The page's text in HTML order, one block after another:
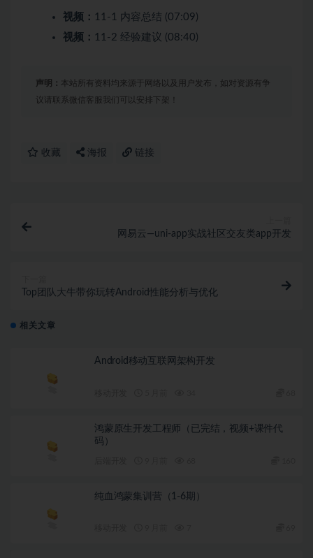
视频： 11-1 内容总结 (07:09)
视频： 11-2 经验建议 (08:40)
声明： 本站所有资料均来源于网络以及用户发布，如对资源有争
议请联系微信客服我们可以安排下架！
收藏 海报 链接
网易云—uni-app实战社区交友类app开发
Top团队大牛带你玩转Android性能分析与优化
相关文章
Android移动互联网架构开发
鸿蒙原生开发工程师（已完结，视频+课件代
码）
纯血鸿蒙集训营（1-6期）